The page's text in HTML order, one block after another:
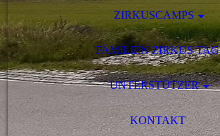
ZIRKUSCAMPS
FAMILIEN ZIRKUS TAG
UNTERSTÜTZER
KONTAKT